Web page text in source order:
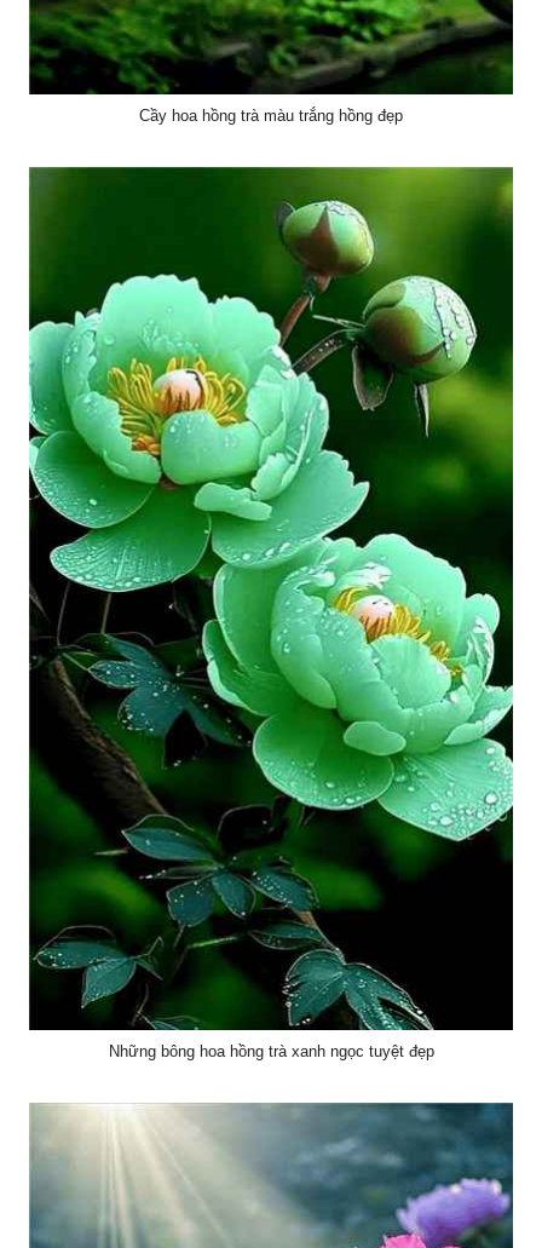
Cầy hoa hồng trà màu trắng hồng đẹp
Những bông hoa hồng trà xanh ngọc tuyệt đẹp